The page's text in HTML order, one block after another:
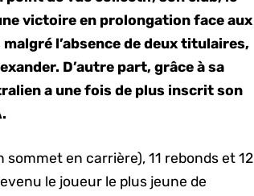
victoire en prolongation face aux
l’absence de deux titulaires,
D’autre part, grâce à sa
a une fois de plus inscrit son
en carrière), 11 rebonds et 12
le joueur le plus jeune de